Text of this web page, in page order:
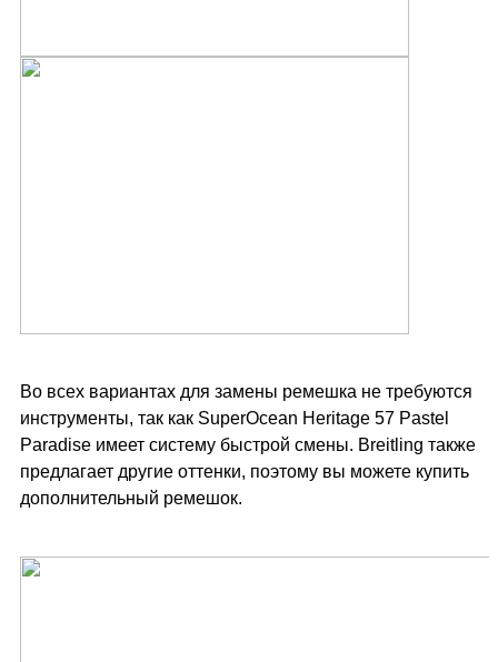
Во всех вариантах для замены ремешка не требуются
инструменты, так как SuperOcean Heritage 57 Pastel
Paradise имеет систему быстрой смены. Breitling также
предлагает другие оттенки, поэтому вы можете купить
дополнительный ремешок.